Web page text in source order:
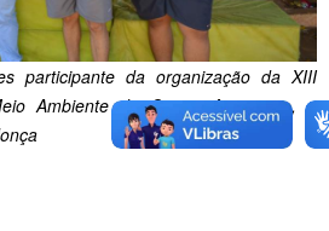
participante da organização da XIII
Ambiente de Ceres. Ao centro, a